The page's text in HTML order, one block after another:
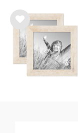
List
e de
sou
hait
s